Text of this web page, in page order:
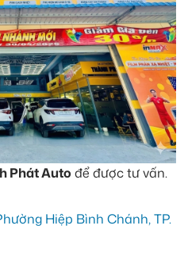
Phát Auto để được tư vấn.
Hiệp Bình Chánh, TP.